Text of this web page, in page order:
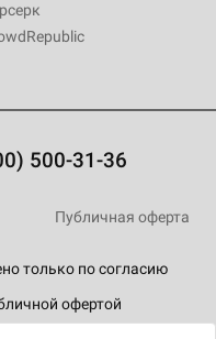
500-31-36
только по согласию
офертой
Публичная оферта